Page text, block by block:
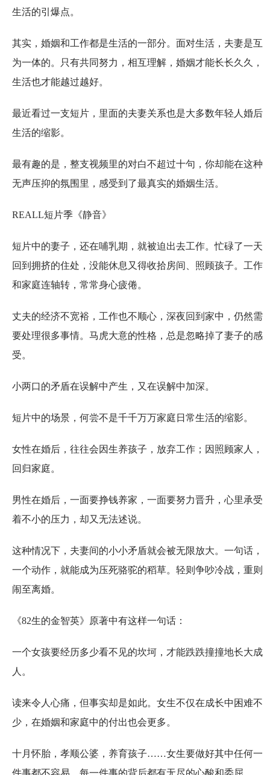
生活的引爆点。
其实，婚姻和工作都是生活的一部分。面对生活，夫妻是互
为一体的。只有共同努力，相互理解，婚姻才能长长久久，
生活也才能越过越好。
最近看过一支短片，里面的夫妻关系也是大多数年轻人婚后
生活的缩影。
最有趣的是，整支视频里的对白不超过十句，你却能在这种
无声压抑的氛围里，感受到了最真实的婚姻生活。
REALL短片季《静音》
短片中的妻子，还在哺乳期，就被迫出去工作。忙碌了一天
回到拥挤的住处，没能休息又得收拾房间、照顾孩子。工作
和家庭连轴转，常常身心疲倦。
丈夫的经济不宽裕，工作也不顺心，深夜回到家中，仍然需
要处理很多事情。马虎大意的性格，总是忽略掉了妻子的感
受。
小两口的矛盾在误解中产生，又在误解中加深。
短片中的场景，何尝不是千千万万家庭日常生活的缩影。
女性在婚后，往往会因生养孩子，放弃工作；因照顾家人，
回归家庭。
男性在婚后，一面要挣钱养家，一面要努力晋升，心里承受
着不小的压力，却又无法述说。
这种情况下，夫妻间的小小矛盾就会被无限放大。一句话，
一个动作，就能成为压死骆驼的稻草。轻则争吵冷战，重则
闹至离婚。
《82生的金智英》原著中有这样一句话：
一个女孩要经历多少看不见的坎坷，才能跌跌撞撞地长大成
人。
读来令人心痛，但事实却是如此。女生不仅在成长中困难不
少，在婚姻和家庭中的付出也会更多。
十月怀胎，孝顺公婆，养育孩子……女生要做好其中任何一
件事都不容易，每一件事的背后都有无尽的心酸和委屈。